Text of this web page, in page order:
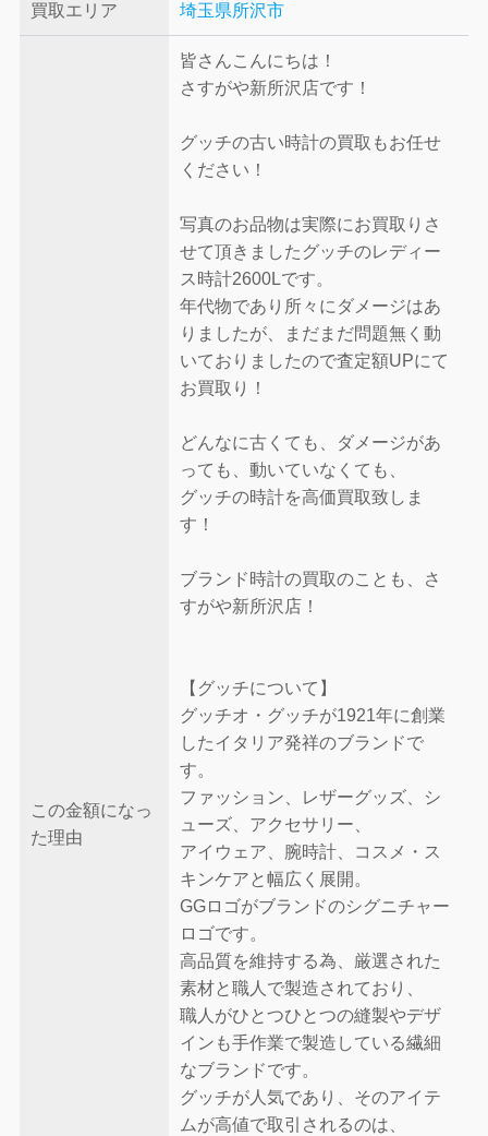
買取エリア 埼玉県所沢市
この金額になっ
た理由
皆さんこんにちは！
さすがや新所沢店です！
グッチの古い時計の買取もお任せ
ください！
写真のお品物は実際にお買取りさ
せて頂きましたグッチのレディー
ス時計2600Lです。
年代物であり所々にダメージはあ
りましたが、まだまだ問題無く動
いておりましたので査定額UPにて
お買取り！
どんなに古くても、ダメージがあ
っても、動いていなくても、
グッチの時計を高価買取致しま
す！
ブランド時計の買取のことも、さ
すがや新所沢店！
【グッチについて】
グッチオ・グッチが1921年に創業
したイタリア発祥のブランドで
す。
ファッション、レザーグッズ、シ
ューズ、アクセサリー、
アイウェア、腕時計、コスメ・ス
キンケアと幅広く展開。
GGロゴがブランドのシグニチャー
ロゴです。
高品質を維持する為、厳選された
素材と職人で製造されており、
職人がひとつひとつの縫製やデザ
インも手作業で製造している繊細
なブランドです。
グッチが人気であり、そのアイテ
ムが高値で取引されるのは、